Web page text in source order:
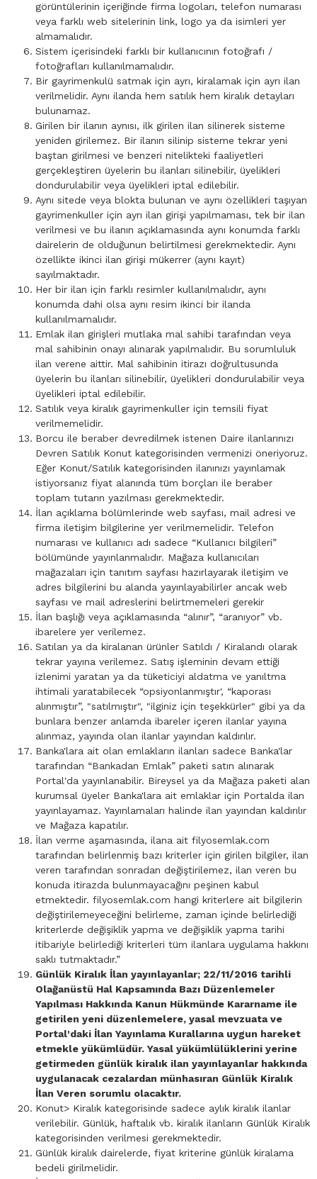
görüntülerinin içeriğinde firma logoları, telefon numarası
veya farklı web sitelerinin link, logo ya da isimleri yer
almamalıdır.
Sistem içerisindeki farklı bir kullanıcının fotoğrafı /
fotoğrafları kullanılmamalıdır.
Bir gayrimenkulü satmak için ayrı, kiralamak için ayrı ilan
verilmelidir. Aynı ilanda hem satılık hem kiralık detayları
bulunamaz.
Girilen bir ilanın aynısı, ilk girilen ilan silinerek sisteme
yeniden girilemez. Bir ilanın silinip sisteme tekrar yeni
baştan girilmesi ve benzeri nitelikteki faaliyetleri
gerçekleştiren üyelerin bu ilanları silinebilir, üyelikleri
dondurulabilir veya üyelikleri iptal edilebilir.
Aynı sitede veya blokta bulunan ve aynı özellikleri taşıyan
gayrimenkuller için ayrı ilan girişi yapılmaması, tek bir ilan
verilmesi ve bu ilanın açıklamasında aynı konumda farklı
dairelerin de olduğunun belirtilmesi gerekmektedir. Aynı
özellikte ikinci ilan girişi mükerrer (aynı kayıt)
sayılmaktadır.
Her bir ilan için farklı resimler kullanılmalıdır, aynı
konumda dahi olsa aynı resim ikinci bir ilanda
kullanılmamalıdır.
Emlak ilan girişleri mutlaka mal sahibi tarafından veya
mal sahibinin onayı alınarak yapılmalıdır. Bu sorumluluk
ilan verene aittir. Mal sahibinin itirazı doğrultusunda
üyelerin bu ilanları silinebilir, üyelikleri dondurulabilir veya
üyelikleri iptal edilebilir.
Satılık veya kiralık gayrimenkuller için temsili fiyat
verilmemelidir.
Borcu ile beraber devredilmek istenen Daire ilanlarınızı
Devren Satılık Konut kategorisinden vermenizi öneriyoruz.
Eğer Konut/Satılık kategorisinden ilanınızı yayınlamak
istiyorsanız fiyat alanında tüm borçları ile beraber
toplam tutarın yazılması gerekmektedir.
İlan açıklama bölümlerinde web sayfası, mail adresi ve
firma iletişim bilgilerine yer verilmemelidir. Telefon
numarası ve kullanıcı adı sadece “Kullanıcı bilgileri”
bölümünde yayınlanmalıdır. Mağaza kullanıcıları
mağazaları için tanıtım sayfası hazırlayarak iletişim ve
adres bilgilerini bu alanda yayınlayabilirler ancak web
sayfası ve mail adreslerini belirtmemeleri gerekir
İlan başlığı veya açıklamasında “alınır”, “aranıyor” vb.
ibarelere yer verilemez.
Satılan ya da kiralanan ürünler Satıldı / Kiralandı olarak
tekrar yayına verilemez. Satış işleminin devam ettiği
izlenimi yaratan ya da tüketiciyi aldatma ve yanıltma
ihtimali yaratabilecek “opsiyonlanmıştır', “kaporası
alınmıştır”, "satılmıştır", "ilginiz için teşekkürler" gibi ya da
bunlara benzer anlamda ibareler içeren ilanlar yayına
alınmaz, yayında olan ilanlar yayından kaldırılır.
Banka'lara ait olan emlakların ilanları sadece Banka'lar
tarafından “Bankadan Emlak” paketi satın alınarak
Portal'da yayınlanabilir. Bireysel ya da Mağaza paketi alan
kurumsal üyeler Banka'lara ait emlaklar için Portalda ilan
yayınlayamaz. Yayınlamaları halinde ilan yayından kaldırılır
ve Mağaza kapatılır.
İlan verme aşamasında, ilana ait filyosemlak.com
tarafından belirlenmiş bazı kriterler için girilen bilgiler, ilan
veren tarafından sonradan değiştirilemez, ilan veren bu
konuda itirazda bulunmayacağını peşinen kabul
etmektedir. filyosemlak.com hangi kriterlere ait bilgilerin
değiştirilemeyeceğini belirleme, zaman içinde belirlediği
kriterlerde değişiklik yapma ve değişiklik yapma tarihi
itibariyle belirlediği kriterleri tüm ilanlara uygulama hakkını
saklı tutmaktadır.”
Günlük Kiralık İlan yayınlayanlar; 22/11/2016 tarihli
Olağanüstü Hal Kapsamında Bazı Düzenlemeler
Yapılması Hakkında Kanun Hükmünde Kararname ile
getirilen yeni düzenlemelere, yasal mevzuata ve
Portal'daki İlan Yayınlama Kurallarına uygun hareket
etmekle yükümlüdür. Yasal yükümlülüklerini yerine
getirmeden günlük kiralık ilan yayınlayanlar hakkında
uygulanacak cezalardan münhasıran Günlük Kiralık
İlan Veren sorumlu olacaktır.
Konut> Kiralık kategorisinde sadece aylık kiralık ilanlar
verilebilir. Günlük, haftalık vb. kiralık ilanların Günlük Kiralık
kategorisinden verilmesi gerekmektedir.
Günlük kiralık dairelerde, fiyat kriterine günlük kiralama
bedeli girilmelidir.